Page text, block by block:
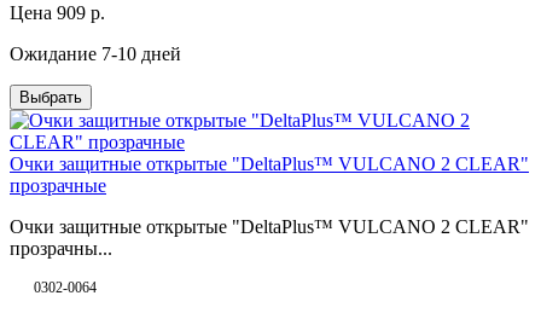
Цена 909 р.
Ожидание 7-10 дней
Выбрать
Очки защитные открытые "DeltaPlus™ VULCANO 2 CLEAR"
прозрачные
Очки защитные открытые "DeltaPlus™ VULCANO 2 CLEAR"
прозрачны...
0302-0064